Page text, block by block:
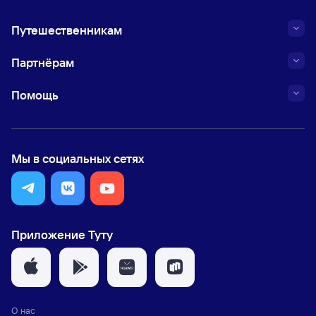
Путешественникам
Партнёрам
Помощь
Мы в социальных сетях
Приложение Туту
О нас